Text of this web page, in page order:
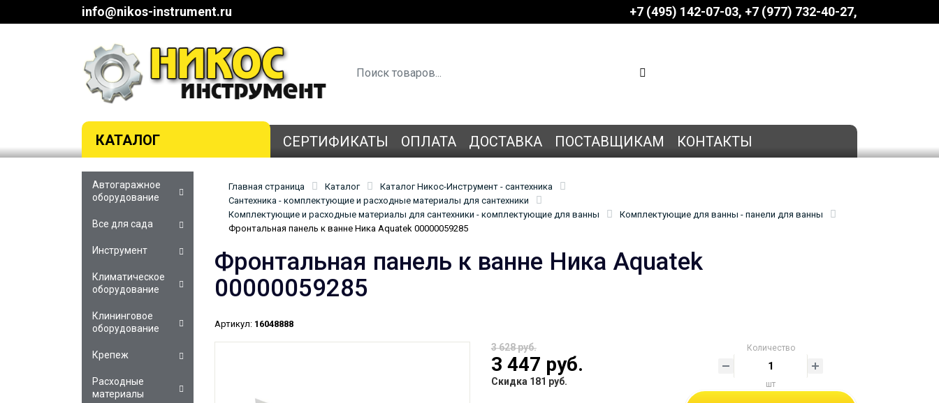
info@nikos-instrument.ru +7 (495) 142-07-03 ‎‎+7 (977) 732-40-27
КАТАЛОГ СЕРТИФИКАТЫ ОПЛАТА ДОСТАВКА ПОСТАВЩИКАМ КОНТАКТЫ
Главная страница Каталог
Каталог Никос-Инструмент - сантехника
Сантехника - комплектующие и расходные материалы для сантехники
Комплектующие и расходные материалы для сантехники - комплектующие для ванны
Комплектующие для ванны - панели для ванны
Фронтальная панель к ванне Ника Aquatek 00000059285
Фронтальная панель к ванне Ника Aquatek
00000059285
Артикул: 16048888
3 628 руб.
3 447 руб.
Скидка 181 руб.
Количество
шт
Автогаражное
оборудование
Все для сада
Инструмент
Климатическое
оборудование
Клининговое
оборудование
Крепеж
Расходные
материалы